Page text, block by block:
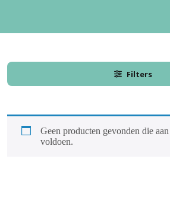
Filters
Geen producten gevonden die
voldoen.